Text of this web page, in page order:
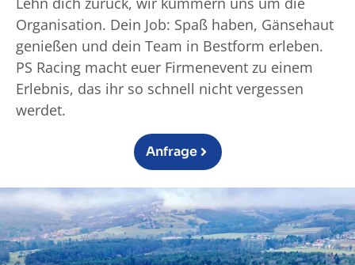
Organisation. Dein Job: Spaß haben, Gänsehaut
genießen und dein Team in Bestform erleben.
PS Racing macht euer Firmenevent zu einem
Erlebnis, das ihr so schnell nicht vergessen
werdet.
Anfrage